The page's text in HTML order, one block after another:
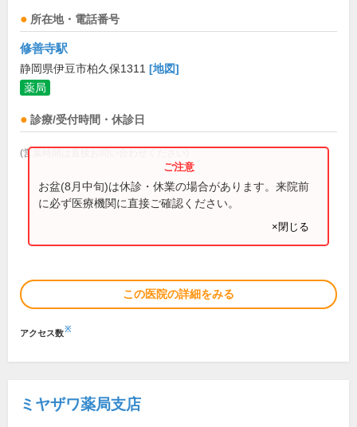
所在地・電話番号
修善寺駅
静岡県伊豆市柏久保1311 [地図]
薬局
診療/受付時間・休診日
(営業時間は直接お問い合わせください)
お盆(8月中旬)は休診・休業の場合があります。来院前
に必ず医療機関に直接ご確認ください。
×閉じる
この医院の詳細をみる
アクセス数※
ミヤザワ薬局支店